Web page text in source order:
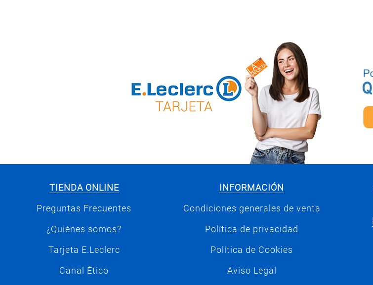
TIENDA ONLINE
Preguntas Frecuentes
¿Quiénes somos?
Tarjeta E.Leclerc
Canal Ético
INFORMACIÓN
Condiciones generales de venta
Política de privacidad
Política de Cookies
Aviso Legal